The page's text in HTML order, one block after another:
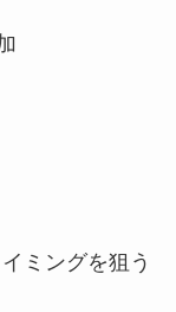
ミングを狙う